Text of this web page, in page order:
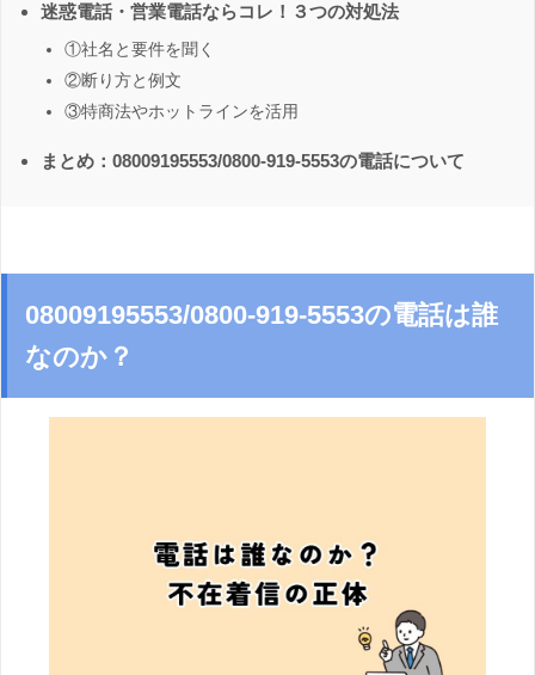
迷惑電話・営業電話ならコレ！３つの対処法
①社名と要件を聞く
②断り方と例文
③特商法やホットラインを活用
まとめ：08009195553/0800-919-5553の電話について
08009195553/0800-919-5553の電話は誰
なのか？